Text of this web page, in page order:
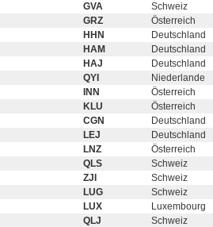
GVA
Schweiz
GRZ
Österreich
HHN
Deutschland
HAM
Deutschland
HAJ
Deutschland
QYI
Niederlande
INN
Österreich
KLU
Österreich
CGN
Deutschland
LEJ
Deutschland
LNZ
Österreich
QLS
Schweiz
ZJI
Schweiz
LUG
Schweiz
LUX
Luxembourg
QLJ
Schweiz